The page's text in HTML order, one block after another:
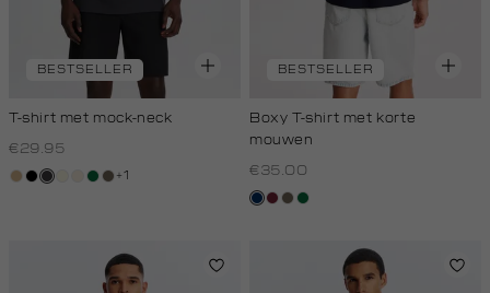
BESTSELLER
T-shirt met mock-neck
€29.95
tanzwart
grijs,
kit,donkergroen
lichtbruin
+1
BESTSELLER
Boxy T-shirt met korte
mouwen
€35.00
donkerblauw
bordeaux
lichtbruin
donkergroen